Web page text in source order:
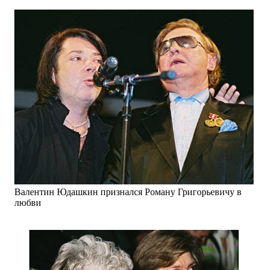
Валентин Юдашкин признался Роману Григорьевичу в
любви